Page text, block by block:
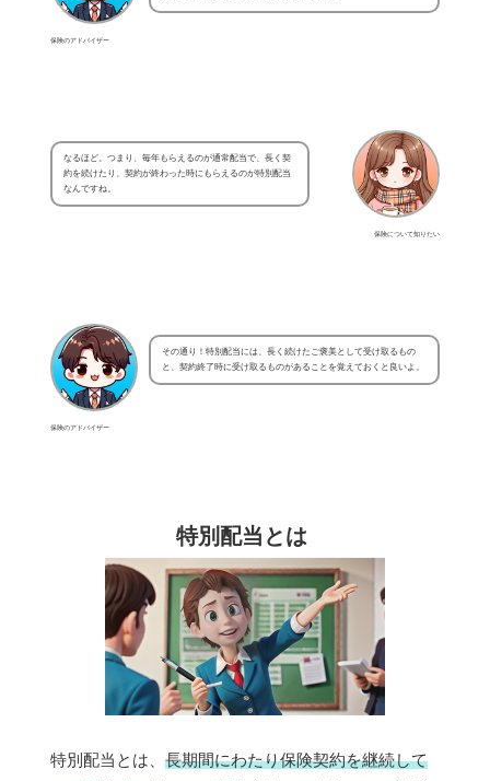
保険のアドバイザー
保険について知りたい
なるほど。つまり、毎年もらえるのが通常配当で、長く契
約を続けたり、契約が終わった時にもらえるのが特別配当
なんですね。
保険のアドバイザー
その通り！特別配当には、長く続けたご褒美として受け取るもの
と、契約終了時に受け取るものがあることを覚えておくと良いよ。
特別配当とは
特別配当とは、 長期間にわたり保険契約を継続して